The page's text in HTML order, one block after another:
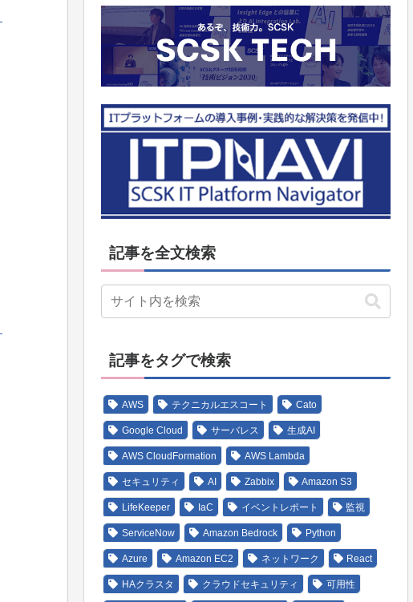
記事を全文検索
記事をタグで検索
AWS テクニカルエスコート Cato
Google Cloud サーバレス 生成AI
AWS CloudFormation AWS Lambda
セキュリティ AI Zabbix Amazon S3
LifeKeeper IaC イベントレポート 監視
ServiceNow Amazon Bedrock Python
Azure Amazon EC2 ネットワーク React
HAクラスタ クラウドセキュリティ 可用性